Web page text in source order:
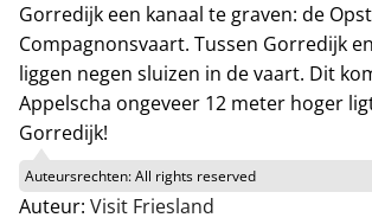
Gorredijk een kanaal te graven: de
Compagnonsvaart. Tussen Gorredijk
liggen negen sluizen in de vaart. Dit
Appelscha ongeveer 12 meter hoger
Gorredijk!
Auteursrechten:All rights reserved
Auteur: Visit Friesland